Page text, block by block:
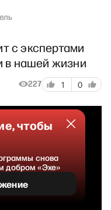
с экспертами
в нашей жизни
227 1 0
чтобы
снова
добром «Эхе»